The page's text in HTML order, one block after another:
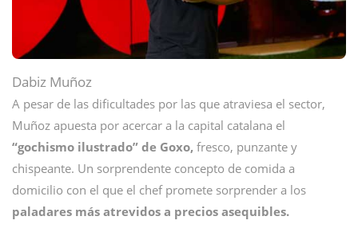
Dabiz Muñoz
A pesar de las dificultades por las que atraviesa el sector,
Muñoz apuesta por acercar a la capital catalana el
“gochismo ilustrado” de Goxo, fresco, punzante y
chispeante. Un sorprendente concepto de comida a
domicilio con el que el chef promete sorprender a los
paladares más atrevidos a precios asequibles.